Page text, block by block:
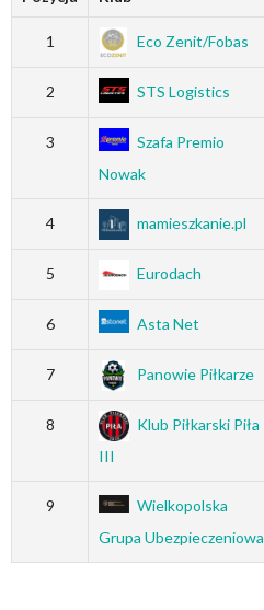
1 Eco Zenit/Fobas
2 STS Logistics
3
Szafa Premio
Nowak
4 mamieszkanie.pl
5 Eurodach
6 Asta Net
7 Panowie Piłkarze
8
Klub Piłkarski Piła
III
9
Wielkopolska
Grupa Ubezpieczeniowa